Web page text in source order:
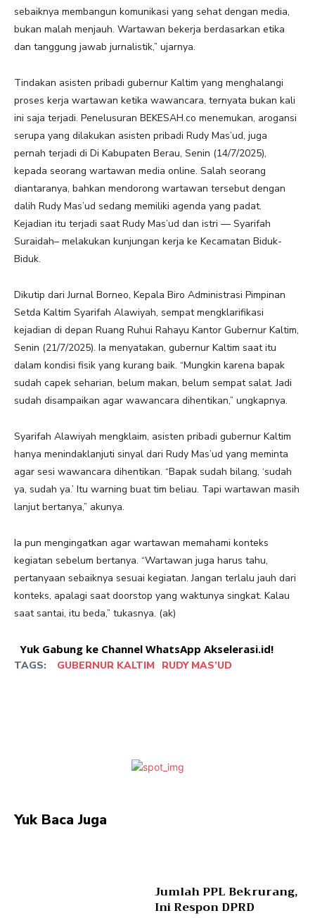
sebaiknya membangun komunikasi yang sehat dengan media,
bukan malah menjauh. Wartawan bekerja berdasarkan etika
dan tanggung jawab jurnalistik,” ujarnya.
Tindakan asisten pribadi gubernur Kaltim yang menghalangi
proses kerja wartawan ketika wawancara, ternyata bukan kali
ini saja terjadi. Penelusuran BEKESAH.co menemukan, arogansi
serupa yang dilakukan asisten pribadi Rudy Mas’ud, juga
pernah terjadi di Di Kabupaten Berau, Senin (14/7/2025),
kepada seorang wartawan media online. Salah seorang
diantaranya, bahkan mendorong wartawan tersebut dengan
dalih Rudy Mas’ud sedang memiliki agenda yang padat.
Kejadian itu terjadi saat Rudy Mas’ud dan istri — Syarifah
Suraidah– melakukan kunjungan kerja ke Kecamatan Biduk-
Biduk.
Dikutip dari Jurnal Borneo, Kepala Biro Administrasi Pimpinan
Setda Kaltim Syarifah Alawiyah, sempat mengklarifikasi
kejadian di depan Ruang Ruhui Rahayu Kantor Gubernur Kaltim,
Senin (21/7/2025). Ia menyatakan, gubernur Kaltim saat itu
dalam kondisi fisik yang kurang baik. “Mungkin karena bapak
sudah capek seharian, belum makan, belum sempat salat. Jadi
sudah disampaikan agar wawancara dihentikan,” ungkapnya.
Syarifah Alawiyah mengklaim, asisten pribadi gubernur Kaltim
hanya menindaklanjuti sinyal dari Rudy Mas’ud yang meminta
agar sesi wawancara dihentikan. “Bapak sudah bilang, ‘sudah
ya, sudah ya.’ Itu warning buat tim beliau. Tapi wartawan masih
lanjut bertanya,” akunya.
Ia pun mengingatkan agar wartawan memahami konteks
kegiatan sebelum bertanya. “Wartawan juga harus tahu,
pertanyaan sebaiknya sesuai kegiatan. Jangan terlalu jauh dari
konteks, apalagi saat doorstop yang waktunya singkat. Kalau
saat santai, itu beda,” tukasnya. (ak)
Yuk Gabung ke Channel WhatsApp Akselerasi.id!
TAGS: GUBERNUR KALTIM RUDY MAS’UD
Yuk Baca Juga
Jumlah PPL Bekrurang,
Ini Respon DPRD